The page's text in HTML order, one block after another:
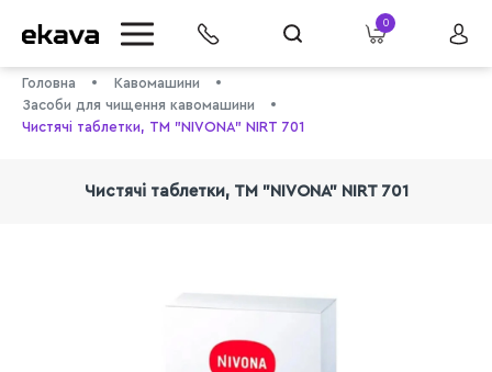
0
Головна
Кавомашини
Засоби для чищення кавомашини
Чистячі таблетки, ТМ "NIVONA" NIRT 701
Чистячі таблетки, ТМ "NIVONA" NIRT 701